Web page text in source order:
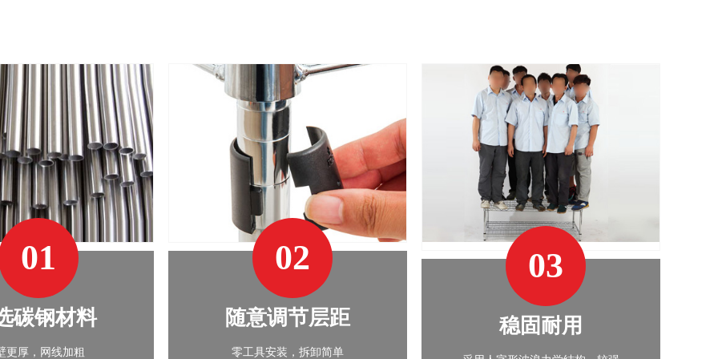
01
碳钢材料
更厚，网线加粗
02
随意调节层距
零工具安装，拆卸简单
03
稳固耐用